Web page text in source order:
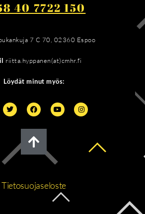
40 7722 150
7 C 70, 02360 Espoo
riitta.hyppanen(at)cmhr.fi
Löydät minut myös:
Tietosuojaseloste